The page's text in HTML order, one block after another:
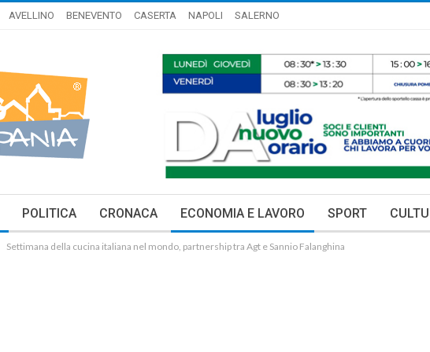
AVELLINO BENEVENTO CASERTA NAPOLI SALERNO
POLITICA CRONACA ECONOMIA E LAVORO SPORT
Settimana della cucina italiana nel mondo, partnership tra Agt e Sannio Falanghina